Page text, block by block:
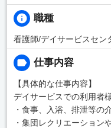
職種
看護師/デイサービスセン
仕事内容
【具体的な仕事内容】
デイサービスでの利用者
・食事、入浴、排泄等の
・集団レクリエーション